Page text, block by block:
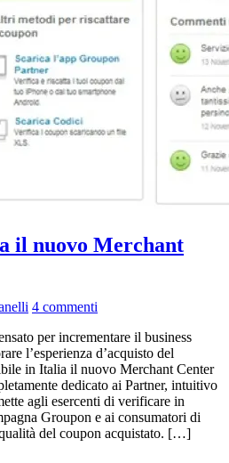
il nuovo Merchant
4 commenti
per incrementare il business
l’esperienza d’acquisto del
in Italia il nuovo Merchant Center
dedicato ai Partner, intuitivo
agli esercenti di verificare in
Groupon e ai consumatori di
del coupon acquistato. […]